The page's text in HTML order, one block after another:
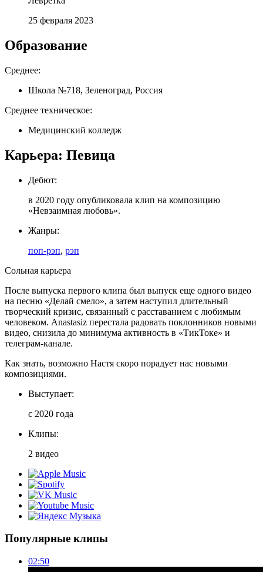
25 февраля 2023
Образование
Среднее:
Школа №718, Зеленоград, Россия
Среднее техническое:
Медицинский колледж
Карьера: Певица
Дебют:
в 2020 году опубликовала клип на композицию
«Невзаимная любовь».
Жанры:
поп-рэп, рэп
Сольная карьера
После выпуска первого клипа был выпуск еще одного видео
на песню «Делай смело», а затем наступил длительный
творческий кризис, связанный с расставанием с любимым
человеком. Anastasiz перестала радовать поклонников новыми
видео, снизила до минимума активность в «ТикТоке» и
телеграм-канале.
Как знать, возможно Настя скоро порадует нас новыми
композициями.
Выступает:
с 2020 года
Клипы:
2 видео
Популярные клипы
02:50